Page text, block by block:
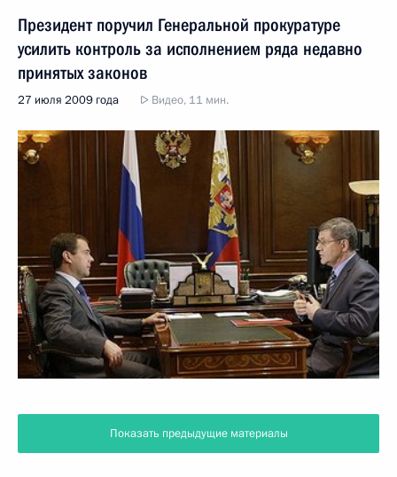
Президент поручил Генеральной прокуратуре
усилить контроль за исполнением ряда недавно
принятых законов
27 июля 2009 года Видео, 11 мин.
Показать предыдущие материалы